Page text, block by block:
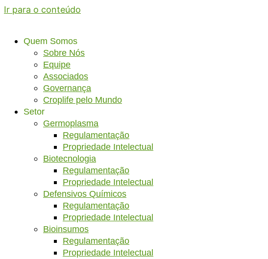
Ir para o conteúdo
Quem Somos
Sobre Nós
Equipe
Associados
Governança
Croplife pelo Mundo
Setor
Germoplasma
Regulamentação
Propriedade Intelectual
Biotecnologia
Regulamentação
Propriedade Intelectual
Defensivos Químicos
Regulamentação
Propriedade Intelectual
Bioinsumos
Regulamentação
Propriedade Intelectual